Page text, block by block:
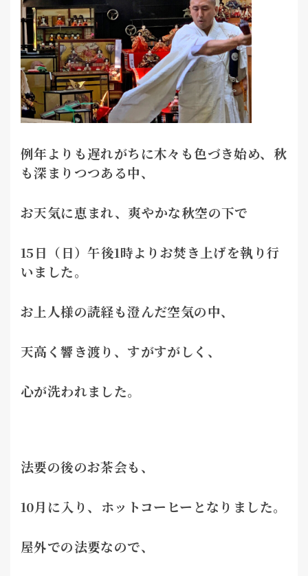
例年よりも遅れがちに木々も色づき始め、秋
も深まりつつある中、
お天気に恵まれ、爽やかな秋空の下で
15日（日）午後1時よりお焚き上げを執り行
いました。
お上人様の読経も澄んだ空気の中、
天高く響き渡り、すがすがしく、
心が洗われました。
法要の後のお茶会も、
10月に入り、 ホットコーヒーとなりました。
屋外での法要なので、